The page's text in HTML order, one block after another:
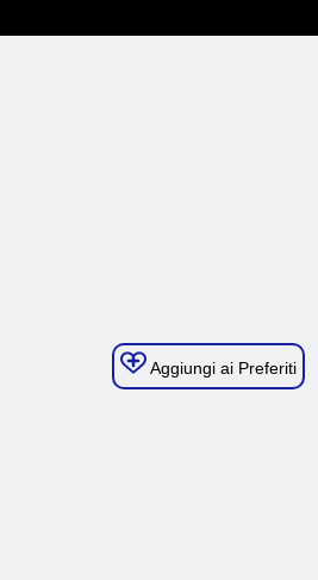
Aggiungi ai Preferiti